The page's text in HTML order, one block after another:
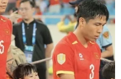
Chủ tịch nước
Bộ ngoạigiao, Chủ
Nam ở nước ngoài